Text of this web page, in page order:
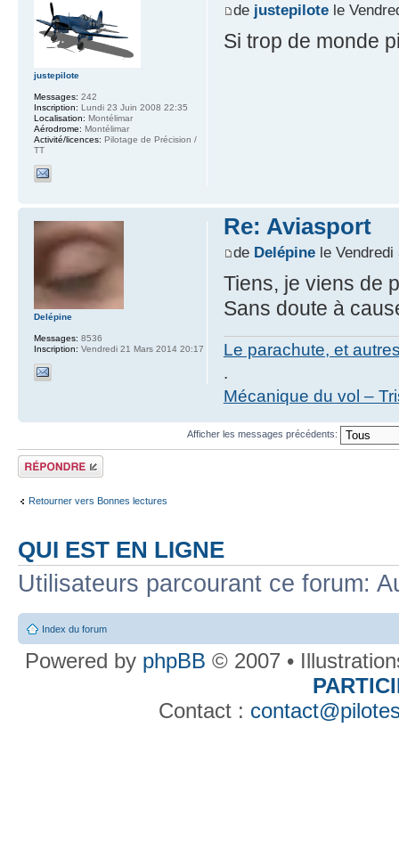
de justepilotele
Si trop de monde
justepilote
Messages: 242
Inscription: Lundi 23 Juin 2008 22:35
Localisation: Montélimar
Aérodrome: Montélimar
Activité/licences: Pilotage de Précision /
TT
Re: Aviasport
de Delépinele Vendredi
Tiens, je viens de
Sans doute à
Le parachute, et
.
Mécanique du vol –
Delépine
Messages: 8536
Inscription: Vendredi 21 Mars 2014 20:17
Afficher les messages précédents:
Répondre
Retourner vers Bonnes lectures
QUI EST EN LIGNE
Utilisateurs parcourant ce forum:
Index du forum
Powered by phpBB © 2007 •
Contact :